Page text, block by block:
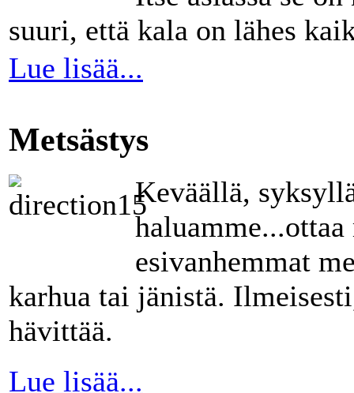
suuri, että kala on lähes
Lue lisää...
Metsästys
Keväällä,
esivanhemmat
karhua tai jänistä.
hävittää.
Lue lisää...